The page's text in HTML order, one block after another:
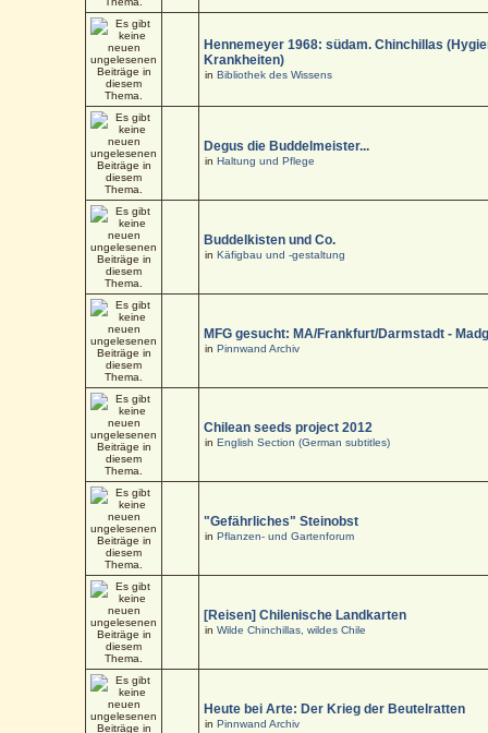
Hennemeyer 1968: südam. Chinchillas
Krankheiten)
inBibliothek des Wissens
Degus die Buddelmeister...
inHaltung und Pflege
Buddelkisten und Co.
inKäfigbau und -gestaltung
MFG gesucht: MA/Frankfurt/Darmstadt -
inPinnwand Archiv
Chilean seeds project 2012
inEnglish Section (German subtitles)
"Gefährliches" Steinobst
inPflanzen- und Gartenforum
[Reisen] Chilenische Landkarten
inWilde Chinchillas, wildes Chile
Heute bei Arte: Der Krieg der Beutelratten
inPinnwand Archiv